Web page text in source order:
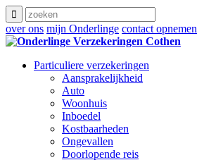
over ons mijn Onderlinge contact opnemen
Particuliere verzekeringen
Aansprakelijkheid
Auto
Woonhuis
Inboedel
Kostbaarheden
Ongevallen
Doorlopende reis